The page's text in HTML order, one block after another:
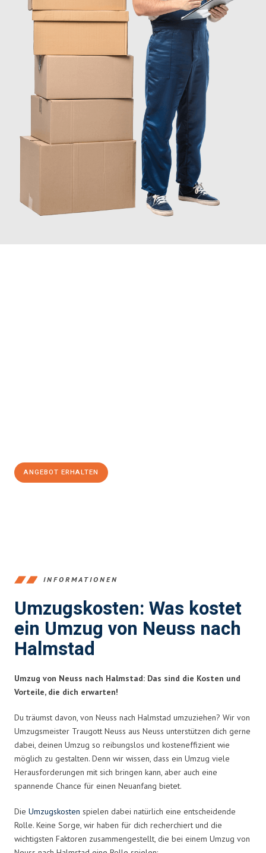
ANGEBOT ERHALTEN
INFORMATIONEN
Umzugskosten: Was kostet
ein Umzug von Neuss nach
Halmstad
Umzug von Neuss nach Halmstad: Das sind die Kosten und
Vorteile, die dich erwarten!
Du träumst davon, von Neuss nach Halmstad umzuziehen? Wir von
Umzugsmeister Traugott Neuss aus Neuss unterstützen dich gerne
dabei, deinen Umzug so reibungslos und kosteneffizient wie
möglich zu gestalten. Denn wir wissen, dass ein Umzug viele
Herausforderungen mit sich bringen kann, aber auch eine
spannende Chance für einen Neuanfang bietet.
Die Umzugskosten spielen dabei natürlich eine entscheidende
Rolle. Keine Sorge, wir haben für dich recherchiert und die
wichtigsten Faktoren zusammengestellt, die bei einem Umzug von